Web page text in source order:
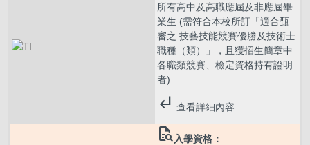
所有高中及高職應屆及非應屆畢
業生 (需符合本校所訂「適合甄
審之 技藝技能競賽優勝及技術士
職種（類）」，且獲招生簡章中
各職類競賽、檢定資格持有證明
者)
subdirectory_arrow_left 查看詳細內容
quick_reference_all 入學資格：